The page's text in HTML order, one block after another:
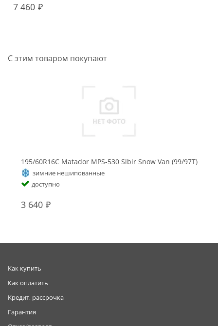
7 460
С этим товаром покупают
195/60R16C Matador MPS-530 Sibir Snow Van (99/97T)
зимние нешипованные
доступно
3 640
Как купить
Как оплатить
Кредит, рассрочка
Гарантия